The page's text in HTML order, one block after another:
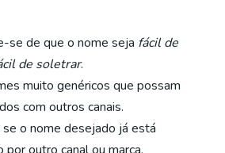
se de que o nome seja fácil de
de soletrar.
muito genéricos que possam
com outros canais.
o nome desejado já está